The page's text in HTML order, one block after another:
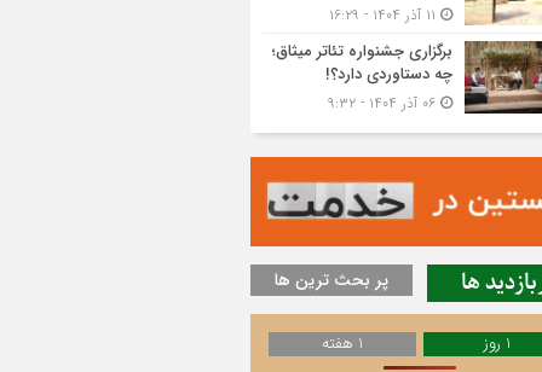
برگزاری جشنواره تئاتر میثاق؛
چه دستاوردی دارد؟!
ها پر بحث ترین ها
1 روز 1 هفته